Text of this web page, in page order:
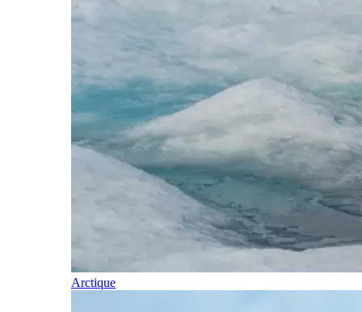
Arctique